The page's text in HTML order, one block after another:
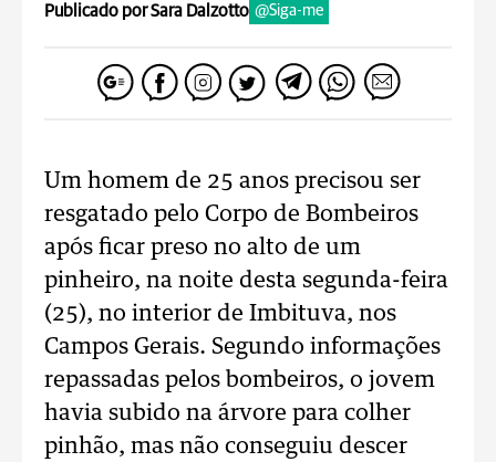
Publicado por Sara Dalzotto @Siga-me
Um homem de 25 anos precisou ser
resgatado pelo Corpo de Bombeiros
após ficar preso no alto de um
pinheiro, na noite desta segunda-feira
(25), no interior de Imbituva, nos
Campos Gerais. Segundo informações
repassadas pelos bombeiros, o jovem
havia subido na árvore para colher
pinhão, mas não conseguiu descer